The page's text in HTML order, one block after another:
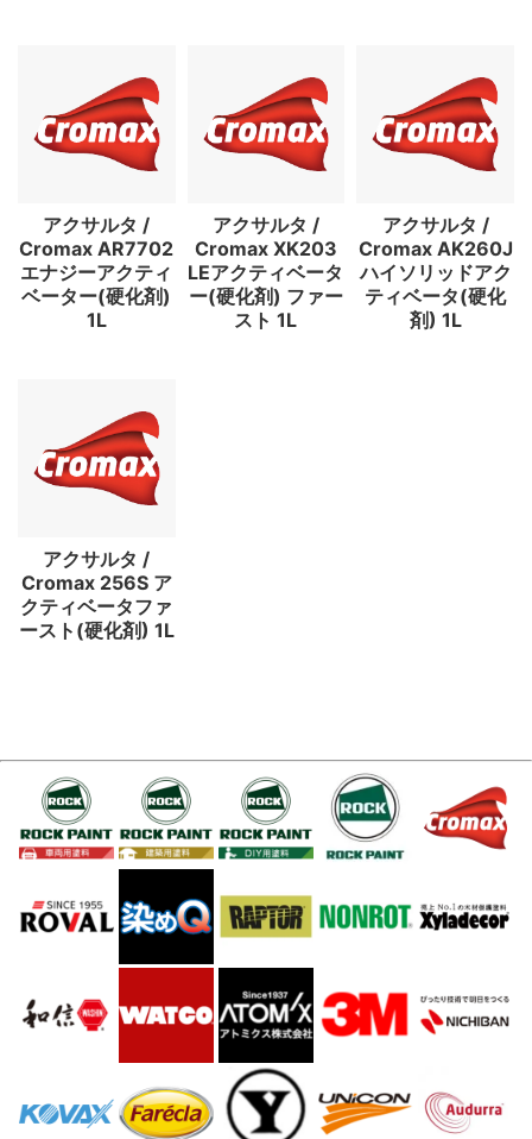
アクサルタ /
Cromax AR7702
エナジーアクティ
ベーター(硬化剤)
1L
アクサルタ /
Cromax XK203
LEアクティベータ
ー(硬化剤) ファー
スト 1L
アクサルタ /
Cromax AK260J
ハイソリッドアク
ティベータ(硬化
剤) 1L
アクサルタ /
Cromax 256S ア
クティベータファ
ースト(硬化剤) 1L